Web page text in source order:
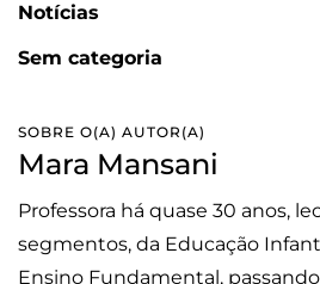
Notícias
Sem categoria
SOBRE O(A) AUTOR(A)
Mara Mansani
Professora há quase 30 anos,
segmentos, da Educação
Ensino Fundamental,